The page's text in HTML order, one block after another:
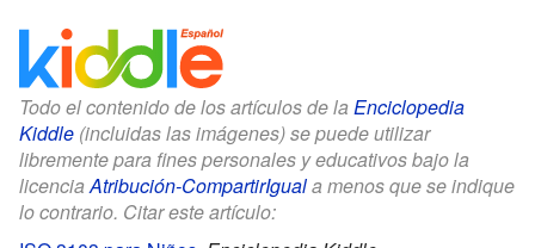
Todo el contenido de los artículos de la Enciclopedia
Kiddle (incluidas las imágenes) se puede utilizar
libremente para fines personales y educativos bajo la
licenciaAtribución-CompartirIguala menos que se indique
lo contrario. Citar este artículo: